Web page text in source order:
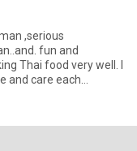
,serious
fun and
Thai food very well. I
and care each